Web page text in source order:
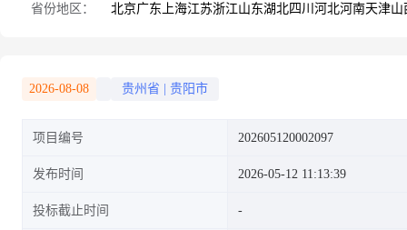
省份地区： 北京广东 上海江苏浙江山东湖北四川 河北河南天津山
2026-08-08 贵州省 贵阳市
项目编号 202605120002097
发布时间 2026-05-12 11:13:39
投标截止时间